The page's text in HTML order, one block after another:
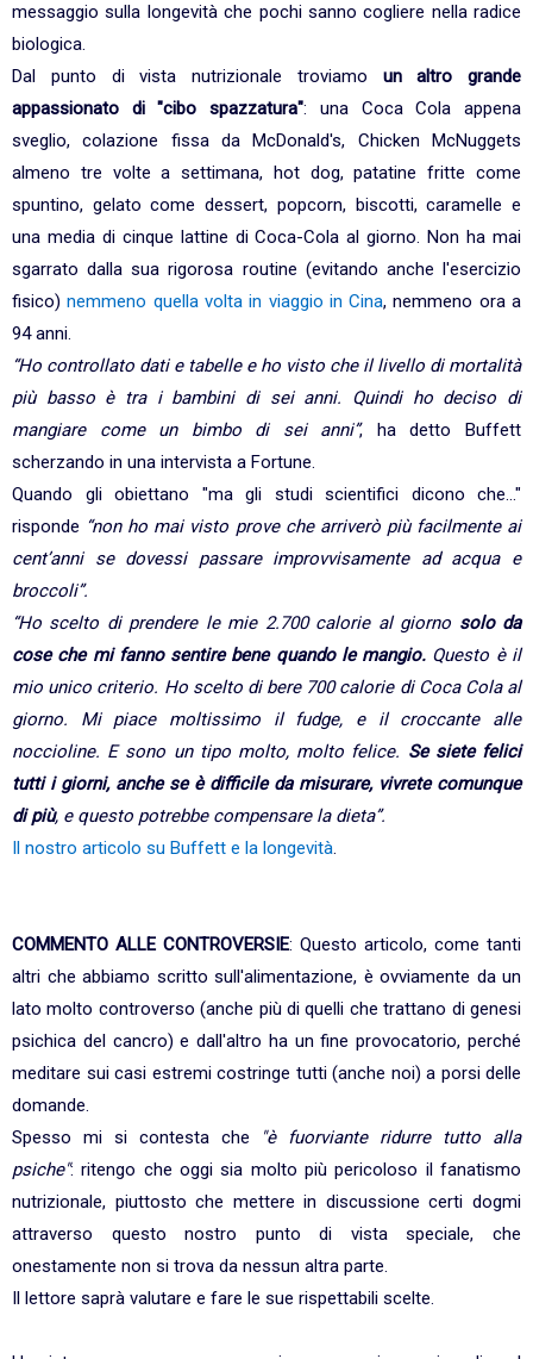
messaggio sulla longevità che pochi sanno cogliere nella radice
biologica.
Dal punto di vista nutrizionale troviamo un altro grande
appassionato di "cibo spazzatura": una Coca Cola appena
sveglio, colazione fissa da McDonald's, Chicken McNuggets
almeno tre volte a settimana, hot dog, patatine fritte come
spuntino, gelato come dessert, popcorn, biscotti, caramelle e
una media di cinque lattine di Coca-Cola al giorno. Non ha mai
sgarrato dalla sua rigorosa routine (evitando anche l'esercizio
fisico)nemmeno quella volta in viaggio in Cina, nemmeno ora a
94 anni.
“Ho controllato dati e tabelle e ho visto che il livello di mortalità
più basso è tra i bambini di sei anni. Quindi ho deciso di
mangiare come un bimbo di sei anni”, ha detto Buffett
scherzando in una intervista a Fortune.
Quando gli obiettano "ma gli studi scientifici dicono che..."
risponde “non ho mai visto prove che arriverò più facilmente ai
cent’anni se dovessi passare improvvisamente ad acqua e
broccoli”.
“Ho scelto di prendere le mie 2.700 calorie al giorno solo da
cose che mi fanno sentire bene quando le mangio. Questo è il
mio unico criterio. Ho scelto di bere 700 calorie di Coca Cola al
giorno. Mi piace moltissimo il fudge, e il croccante alle
noccioline. E sono un tipo molto, molto felice. Se siete felici
tutti i giorni, anche se è difficile da misurare, vivrete comunque
di più, e questo potrebbe compensare la dieta”.
Il nostro articolo su Buffett e la longevità.
COMMENTO ALLE CONTROVERSIE: Questo articolo, come tanti
altri che abbiamo scritto sull'alimentazione, è ovviamente da un
lato molto controverso (anche più di quelli che trattano di genesi
psichica del cancro) e dall'altro ha un fine provocatorio, perché
meditare sui casi estremi costringe tutti (anche noi) a porsi delle
domande.
Spesso mi si contesta che
"è fuorviante ridurre tutto alla
psiche": ritengo che oggi sia molto più pericoloso il fanatismo
nutrizionale, piuttosto che mettere in discussione certi dogmi
attraverso questo nostro punto di vista speciale, che
onestamente non si trova da nessun altra parte.
Il lettore saprà valutare e fare le sue rispettabili scelte.